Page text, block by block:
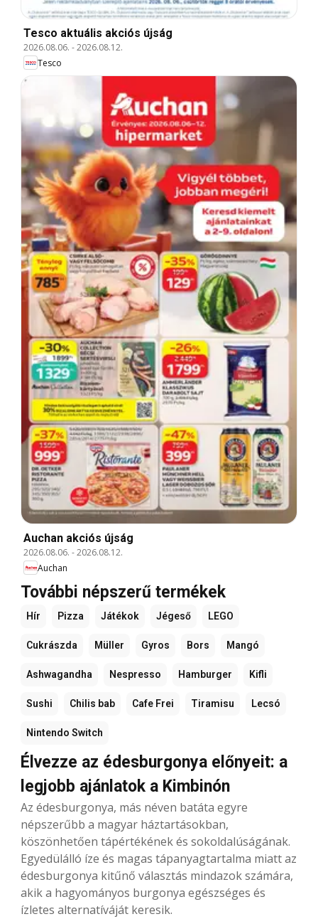
Tesco aktuális akciós újság
2026.08.06. -2026.08.12.
Tesco
Auchan akciós újság
2026.08.06. -2026.08.12.
Auchan
További népszerű termékek
Hír Pizza Játékok Jégeső LEGO
Cukrászda Müller Gyros Bors Mangó
Ashwagandha Nespresso Hamburger Kifli
Sushi Chilis bab Cafe Frei Tiramisu Lecsó
Nintendo Switch
Élvezze az édesburgonya előnyeit: a
legjobb ajánlatok a Kimbinón
Az édesburgonya, más néven batáta egyre
népszerűbb a magyar háztartásokban,
köszönhetően tápértékének és sokoldalúságának.
Egyedülálló íze és magas tápanyagtartalma miatt az
édesburgonya kitűnő választás mindazok számára,
akik a hagyományos burgonya egészséges és
ízletes alternatíváját keresik.